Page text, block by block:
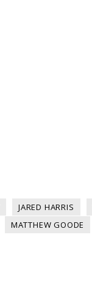
JARED HARRIS
MATTHEW GOODE